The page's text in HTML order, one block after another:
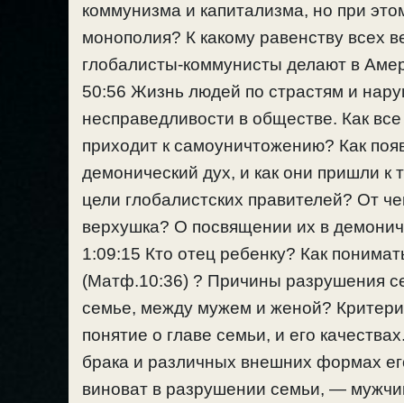
коммунизма и капитализма, но при
монополия? К какому равенству всех
глобалисты-коммунисты делают в
50:56 Жизнь людей по страстям и
несправедливости в обществе. Как
приходит к самоуничтожению? Как
демонический дух, и как они пришли
цели глобалистских правителей? От
верхушка? О посвящении их в
1:09:15 Кто отец ребенку? Как
(Матф.10:36) ? Причины разрушения
семье, между мужем и женой?
понятие о главе семьи, и его
брака и различных внешних формах
виноват в разрушении семьи, —